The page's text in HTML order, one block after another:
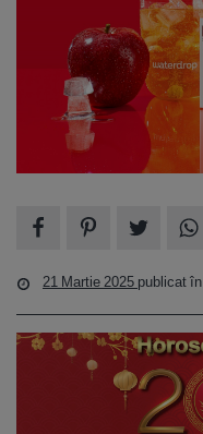
21 Martie 2025 publicat în